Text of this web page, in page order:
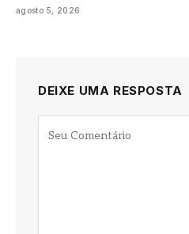
agosto 5, 2026
DEIXE UMA RESPOSTA